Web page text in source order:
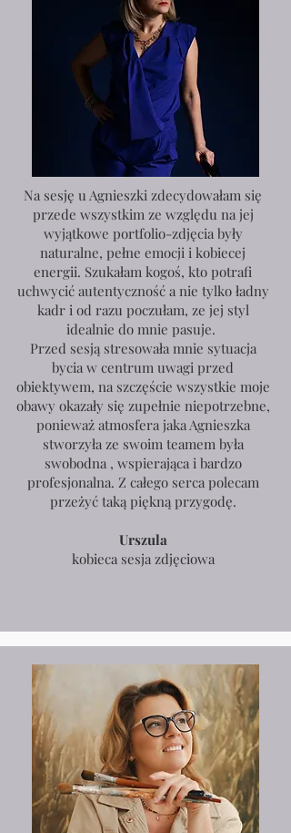
Na sesję u Agnieszki zdecydowałam się
przede wszystkim ze względu na jej
wyjątkowe portfolio-zdjęcia były
naturalne, pełne emocji i kobiecej
energii. Szukałam kogoś, kto potrafi
uchwycić autentyczność a nie tylko ładny
kadr i od razu poczułam, ze jej styl
idealnie do mnie pasuje.
Przed sesją stresowała mnie sytuacja
bycia w centrum uwagi przed
obiektywem, na szczęście wszystkie moje
obawy okazały się zupełnie niepotrzebne,
ponieważ atmosfera jaka Agnieszka
stworzyła ze swoim teamem była
swobodna , wspierająca i bardzo
profesjonalna. Z całego serca polecam
przeżyć taką piękną przygodę.
Urszula
kobieca sesja zdjęciowa